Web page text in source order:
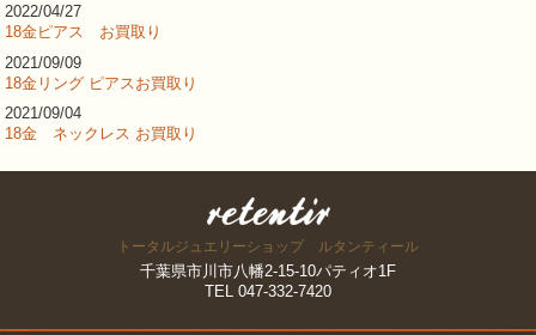
2022/04/27
18金ピアス お買取り
2021/09/09
18金リング ピアスお買取り
2021/09/04
18金 ネックレス お買取り
トータルジュエリーショップ ルタンティール
千葉県市川市八幡2-15-10パティオ1F
TEL 047-332-7420